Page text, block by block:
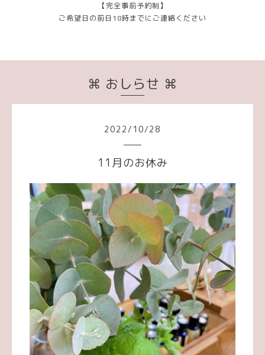
【完全事前予約制】
ご希望日の前日18時までにご連絡ください
⌘ おしらせ ⌘
2022/ 10/28
11月のお休み